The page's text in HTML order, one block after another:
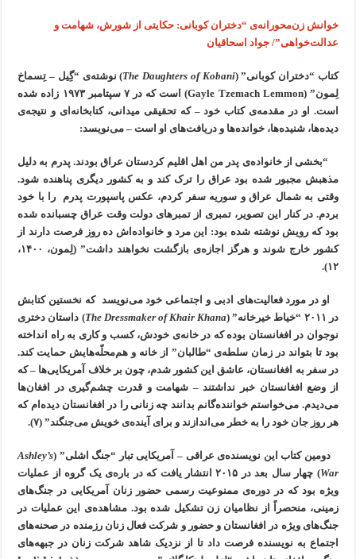
خوانش زن‌محورانه‌ی “دختران کوبانی: حکایتی از شورش، شهامت و
عدالت‌خواهی”/ جواد اسحاقیان
کتاب “دختران کوبانی” (The Daughters of Kobani) نوشته‌ی “گِیل – تِسماخ
لِمون” (Gayle Tzemach Lemmon) است که در ۷ سپتامبر ۱۹۷۳ زاده شده
است. او در مقدمه‌ی کتاب خود – که تحقیقی میدانی، کتابخانه‌ای و نتیجه‌ی
دیده‌ها، شنیده‌ها، خوانده‌ها و دریافت‌های او است – می‌نویسد:
“بخشی از خانواده‌ی پدر من اهل اقلیم کردستان عراق بودند. پدرم به دلیل
مذهبش مجبور شده بود عراق را ترک کند و به کشور دیگری پناهنده شود.
وقتی به شمال عراق و سوریه سفر کردم، عکس پاسپورت پدرم را با خود
بردم. در کنار این تصویر، تمبری از تمبرهای دولت وقت عراق چسبانده شده
بود که رویش نوشته شده بود: این مرد و خانواده‌اش ده روز فرصت دارند از
کشور خارج شوند و هرگز اجازه‌ی بازگشت نخواهند داشت” (لِمون، ۱۴۰۰،
۱۲).
او در مورد فعالیت‌های ادبی و اجتماعی خود می‌نویسد که نخستین کتابش
در ۲۰۱۱ “خیاط خیر‌خانه” (
The Dressmaker of Khair Khana) داستان دختری
نوجوان در افغانستان بوده که در خانه‌ی خودش، کسب و کاری به راه انداخته
بود تا بتواند در زمان سلطه‌ی “طالبان” از خانه و هم‌محلّه‌هایش حمایت کند.
در سفر به افغانستان، عاشق این کشور شدم، چون بر خلاف آمریکایی‌ها – که
از وضع افغانستان خبر نداشتند – شهامت و قدرت چشم‌گیری در افغان‌ها
می‌دیدم. می‌خواستم خواننده‌گانم بدانند چه زنانی را در افغانستان دیده‌ام که
هر روز جان خود را به خطر می‌اندازند و برای آینده‌ی خویش می‌جنگند” (۷).
دومین کتاب این نویسنده‌ی عراقی – آمریکایی تبار “جنگ اشلی” (Ashley’s
War
) چهار سال بعد در ۲۰۱۵ انتشار یافت که در باره‌ی یک گروه از عملیات
ویژه بود که در دوره‌ی ممنوعیت رسمی حضور زنان آمریکایی در جنگ‌های
زمینی، منحصراً از نظامیان زن تشکیل شده بود. مشاهده‌ی این عملیات در
جنگ‌های ویژه در افغانستان و حضور و شرکت فعال زنان رزمنده در صحنه‌های
اجتماع به نویسنده فرصت داد تا از نزدیک شاهد شرکت زنان در جبهه‌های